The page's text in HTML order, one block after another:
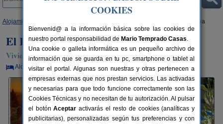
Alojamientos > El Refugio de La Candea
El Refugio de La Candea
Vivienda turística en Tedejo (León)
Alquiler por habitaciones 2+1 plazas 81 km de León
COOKIES
Bienvenid@ a la información básica sobre las cookies de
nuestro portal responsabilidad de Mario Temprado Casas.
Una cookie o galleta informática es un pequeño archivo de
información que se guarda en tu pc, smartphone o tablet al
visitar el portal. Algunas son nuestras y otras pertenecen a
empresas externas que nos prestan servicios. Las activadas
y necesarias para que todo funcione correctamente son las
Cookies Técnicas y no necesitan de tu autorización. Al pulsar
el botónAceptar activarás el resto de cookies (analíticas y
publicitarias), personalizadas según tus preferencias y con